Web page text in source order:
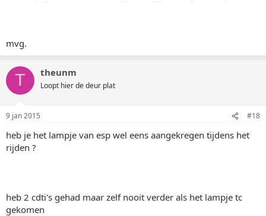
mvg.
T theunm
Loopt hier de deur plat
9 jan 2015 #18
heb je het lampje van esp wel eens aangekregen tijdens het
rijden ?
heb 2 cdti's gehad maar zelf nooit verder als het lampje tc
gekomen